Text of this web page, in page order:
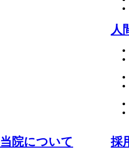
⼈
当院について 採